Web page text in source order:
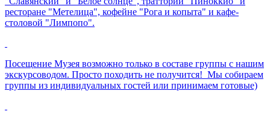
ресторане "Метелица", кофейне "Рога и копыта" и кафе-
столовой "Лимпопо".
Посещение Музея возможно только в составе группы с нашим
экскурсоводом. Просто походить не получится! Мы собираем
группы из индивидуальных гостей или принимаем готовые)